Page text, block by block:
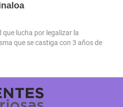
que lucha por legalizar la
que se castiga con 3 años de